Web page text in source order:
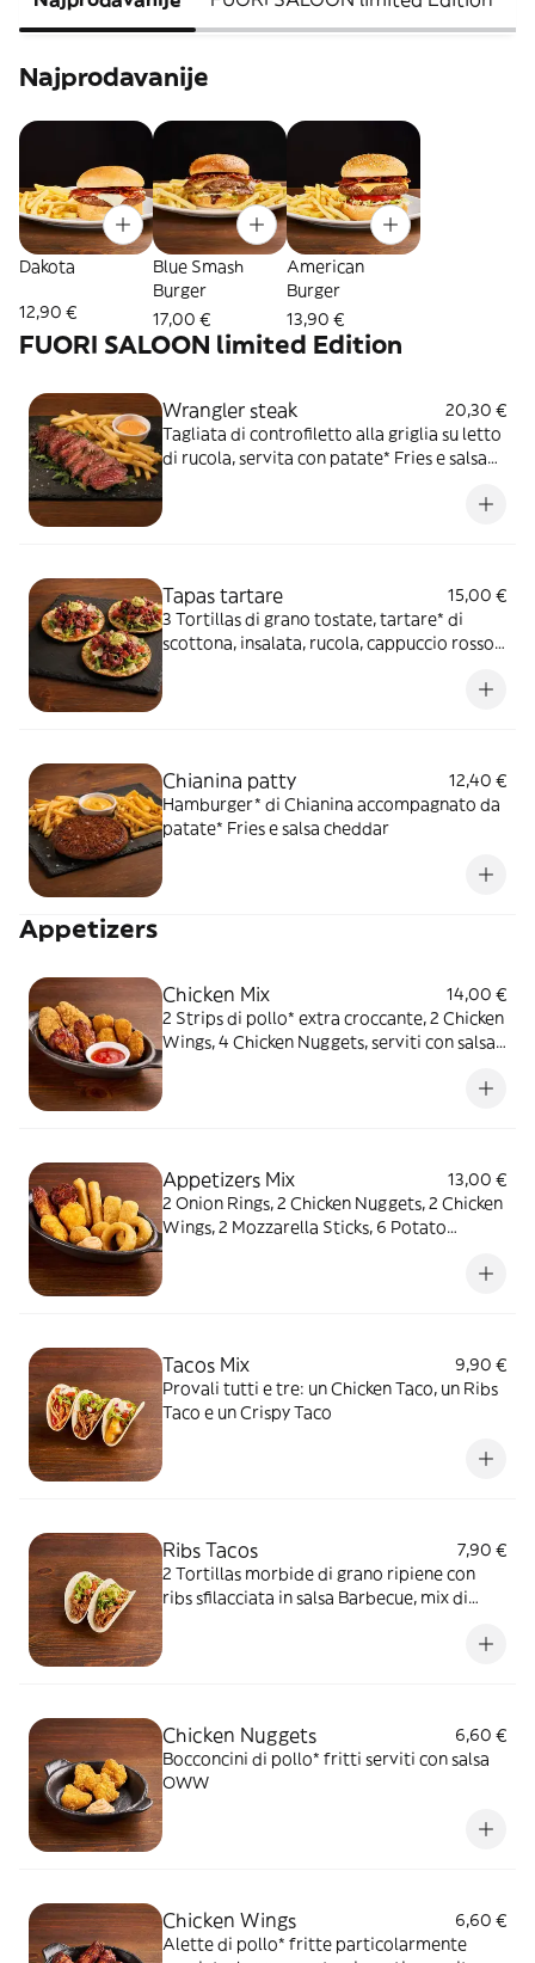
Najprodavanije
Dakota
12,90 €
Blue Smash
Burger
17,00 €
American
Burger
13,90 €
FUORI SALOON limited Edition
Wrangler steak
20,30 €
Tagliata di controfiletto alla griglia su letto
di rucola, servita con patate* Fries e salsa
Tapas tartare
15,00 €
3 Tortillas di grano tostate, tartare* di
scottona, insalata, rucola, cappuccio rosso
Chianina patty
12,40 €
Hamburger* di Chianina accompagnato da
patate* Fries e salsa cheddar
Appetizers
Chicken Mix
14,00 €
2 Strips di pollo* extra croccante, 2 Chicken
Wings, 4 Chicken Nuggets, serviti con salsa
Appetizers Mix
13,00 €
2 Onion Rings, 2 Chicken Nuggets, 2 Chicken
Wings, 2 Mozzarella Sticks, 6 Potato
Tacos Mix
9,90 €
Provali tutti e tre: un Chicken Taco, un Ribs
Taco e un Crispy Taco
Ribs Tacos
7,90 €
2 Tortillas morbide di grano ripiene con
ribs sfilacciata in salsa Barbecue, mix di
Chicken Nuggets
6,60 €
Bocconcini di pollo* fritti serviti con salsa
OWW
Chicken Wings
6,60 €
Alette di pollo* fritte particolarmente